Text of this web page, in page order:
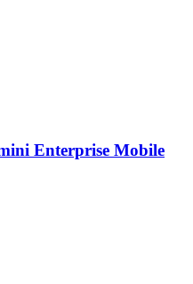
Enterprise Mobile